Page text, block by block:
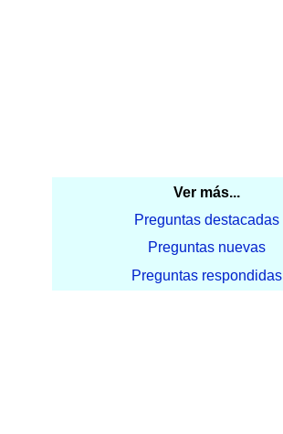
Ver más...
Preguntas destacadas
Preguntas nuevas
Preguntas respondidas